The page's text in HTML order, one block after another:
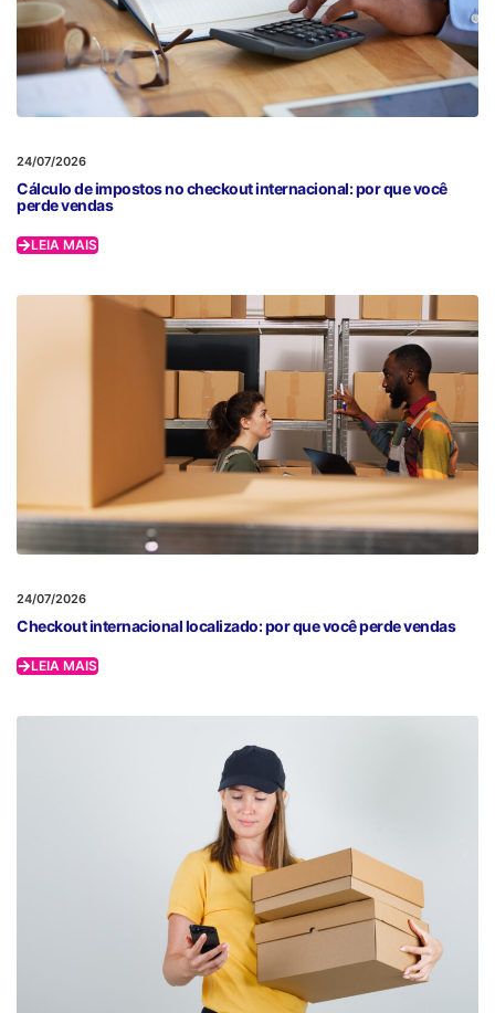
24/07/2026
Cálculo de impostos no checkout internacional: por que você
perde vendas
LEIA MAIS
24/07/2026
Checkout internacional localizado: por que você perde vendas
LEIA MAIS